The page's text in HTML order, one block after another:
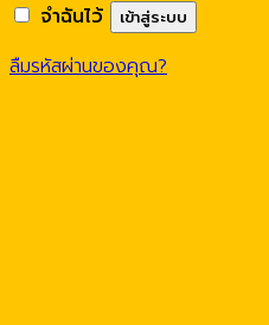
จำฉันไว้
เข้าสู่ระบบ
ลืมรหัสผ่านของคุณ?